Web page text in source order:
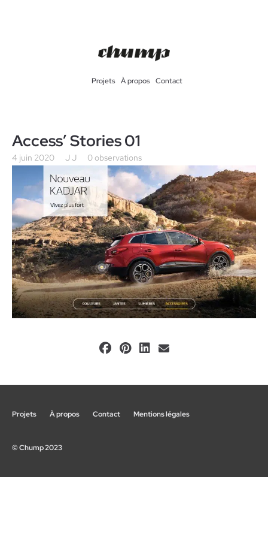
Projets À propos Contact
Access’ Stories 01
4 juin 2020 J J 0 observations
Projets À propos Contact Mentions légales
© Chump 2023